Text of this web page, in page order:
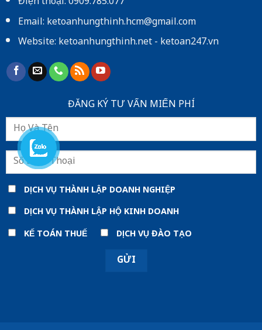
Email: ketoanhungthinh.hcm@gmail.com
Website:ketoanhungthinh.net-ketoan247.vn
ĐĂNG KÝ TƯ VẤN MIẾN PHÍ
DỊCH VỤ THÀNH LẬP DOANH NGHIỆP
DỊCH VỤ THÀNH LẬP HỘ KINH DOANH
KẾ TOÁN THUẾ
DỊCH VỤ ĐÀO TẠO